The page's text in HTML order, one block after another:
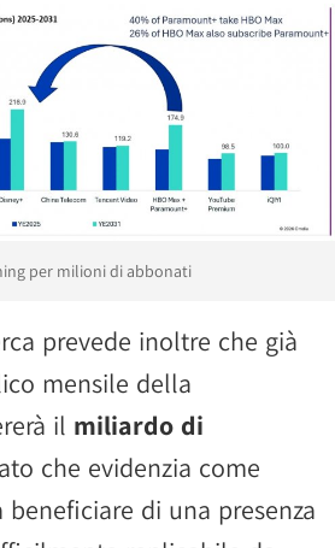
per milioni di abbonati
prevede inoltre che già
mensile della
il miliardo di
che evidenzia come
di una presenza